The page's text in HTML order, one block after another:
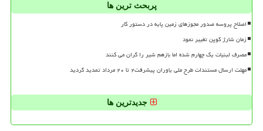
پربحث ترین ها
اصلاح پروسه صدور مجوزهای زمین پایه در دستور کار
زمان شارژ کوپن تغییر نمود
مصرف لبنیات یک چهارم شده اما بازهم شیر را گران می کنند
مهلت ارسال مستندات طرح ملی یاوران پیشرفت۲ تا ۲۰ مرداد تمدید گردید
جدیدترین ها